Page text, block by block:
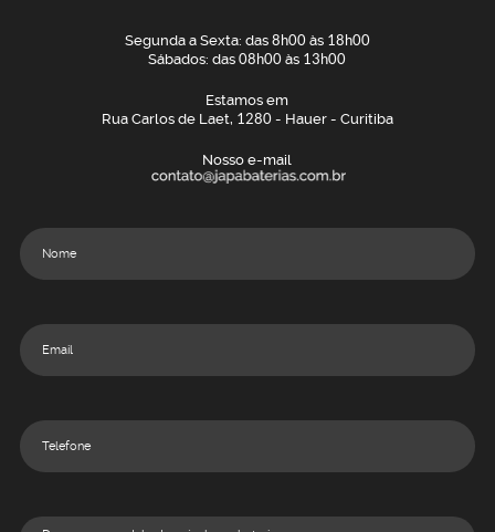
Segunda a Sexta: das 8h00às 18h00
Sábados: das08h00 às 13h00
Estamos em
Rua Carlos de Laet, 1280- Hauer - Curitiba
Nosso e-mail